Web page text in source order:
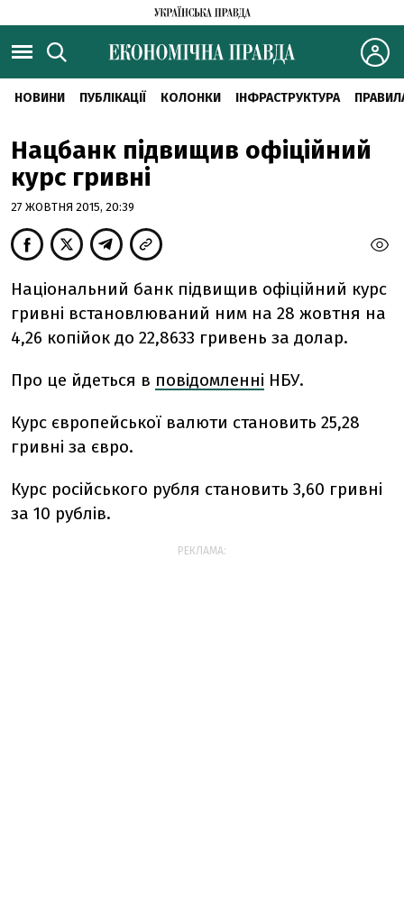
НОВИНИ ПУБЛІКАЦІЇ КОЛОНКИ ІНФРАСТРУКТУРА
Нацбанк підвищив офіційний
курс гривні
27 ЖОВТНЯ 2015, 20:39
Національний банк підвищив офіційний курс
гривні встановлюваний ним на 28 жовтня на
4,26 копійок до 22,8633 гривень за долар.
Про це йдеться в повідомленні НБУ.
Курс європейської валюти становить 25,28
гривні за євро.
Курс російського рубля становить 3,60 гривні
за 10 рублів.
РЕКЛАМА: